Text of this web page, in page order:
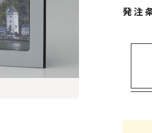
バッグ&ポーチ
キャラクター雑貨
すべてのカテゴリ
発注